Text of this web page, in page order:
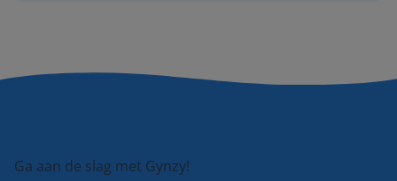
Ga aan de slag met Gynzy!